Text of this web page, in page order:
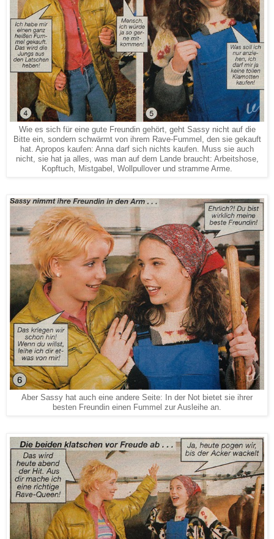
Wie es sich für eine gute Freundin gehört, geht Sassy nicht auf die
Bitte ein, sondern schwärmt von ihrem Rave-Fummel, den sie gekauft
hat. Apropos kaufen: Anna darf sich nichts kaufen. Muss sie auch
nicht, sie hat ja alles, was man auf dem Lande braucht: Arbeitshose,
Kopftuch, Mistgabel, Wollpullover und stramme Arme.
Aber Sassy hat auch eine andere Seite: In der Not bietet sie ihrer
besten Freundin einen Fummel zur Ausleihe an.